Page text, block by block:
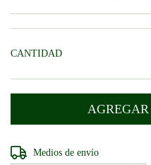
CANTIDAD
Entregas para el CP:
Medios de envío